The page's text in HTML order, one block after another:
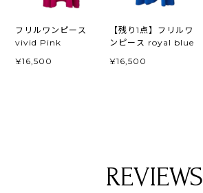
フリルワンピース
vivid Pink
¥16,500
【残り1点】フリルワ
ンピース royal blue
¥16,500
REVIEWS